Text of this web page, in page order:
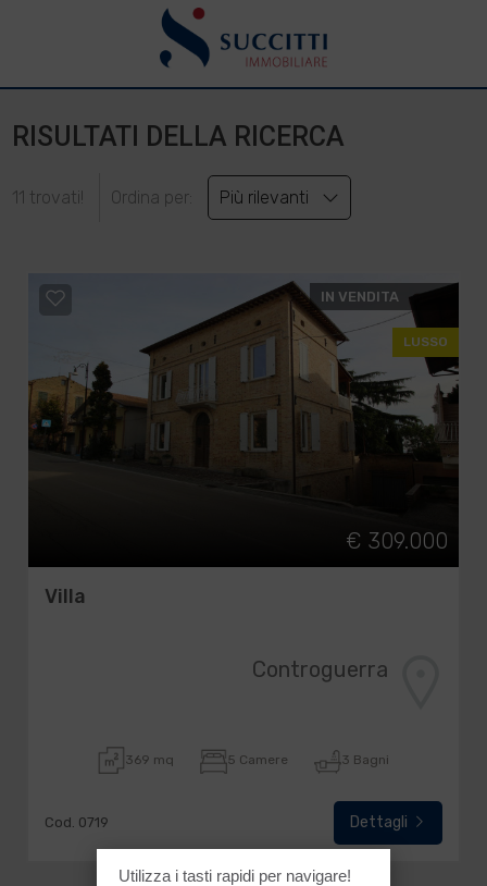
RISULTATI DELLA RICERCA
11 trovati! Ordina per: Più rilevanti
IN VENDITA
LUSSO
€ 309.000
Villa
Controguerra
369 mq 5 Camere 3 Bagni
Cod. 0719 Dettagli
Utilizza i tasti rapidi per navigare!